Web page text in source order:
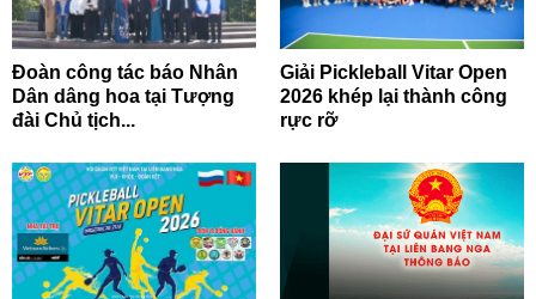
Đoàn công tác báo Nhân
Dân dâng hoa tại Tượng
đài Chủ tịch...
Giải Pickleball Vitar Open
2026 khép lại thành công
rực rỡ